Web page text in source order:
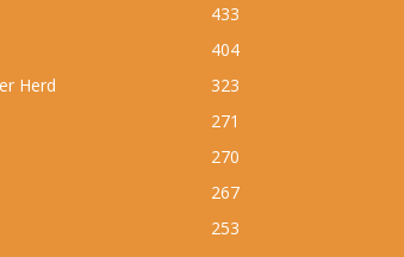
433
404
Herd
323
271
270
267
253